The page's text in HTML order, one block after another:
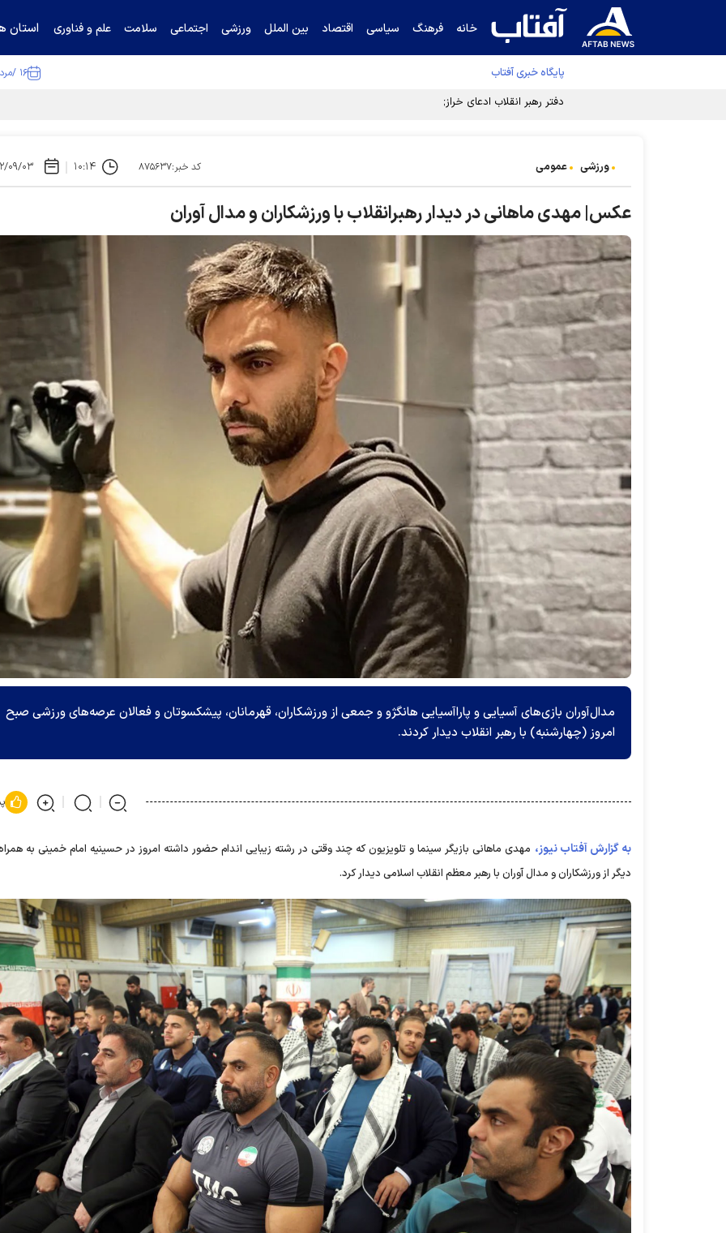
خانه فرهنگ سیاسی اقتصاد بین الملل ورزشی اجتماعی سلامت علم و فناوری استان
پایگاه خبری آفتاب ۱۶ /مرداد /۱۴۰۵
دفتر رهبر انقلاب ادعای خرازی درباره پزشکیان را تکذیب کرد
ورزشی عمومی کد خبر:۸۷۵۶۳۷ ۱۰:۱۴ ۱۴۰۲/
عکس| مهدی ماهانی در دیدار رهبرانقلاب با ورزشکاران و مدال آوران
مدال‌آوران بازی‌های آسیایی و پاراآسیایی هانگژو و جمعی از ورزشکاران، قهرمانان، پیشکسوتان و فعالان عرصه‌های ورزشی صبح
امروز (چهارشنبه) با رهبر انقلاب دیدار کردند.
به گزارش آفتاب نیوز، مهدی ماهانی بازیگر سینما و تلویزیون که چند وقتی در رشته زیبایی اندام حضور داشته امروز در حسینیه امام خمینی به
دیگر از ورزشکاران و مدال آوران با رهبر معظم انقلاب اسلامی دیدار کرد.